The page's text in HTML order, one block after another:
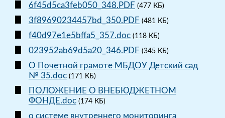
6f45d5ca3feb050_348.PDF (477 КБ)
3f89690234457bd_350.PDF (481 КБ)
f40d97e1e5bffa5_357.doc (118 КБ)
023952ab69d5a20_346.PDF (345 КБ)
О Почетной грамоте МБДОУ Детский сад
№ 35.doc (171 КБ)
ПОЛОЖЕНИЕ О ВНЕБЮДЖЕТНОМ
ФОНДЕ.doc (174 КБ)
о системе внутреннего мониторинга